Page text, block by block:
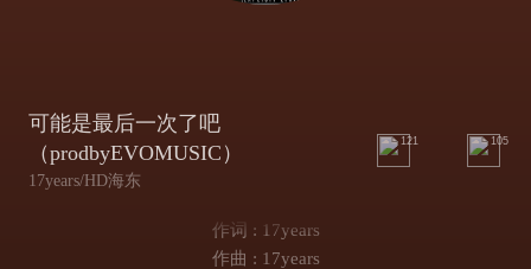
可能是最后一次了吧
（prodbyEVOMUSIC）
17years/HD海东
121 105
作词 : 17years
作曲 : 17years